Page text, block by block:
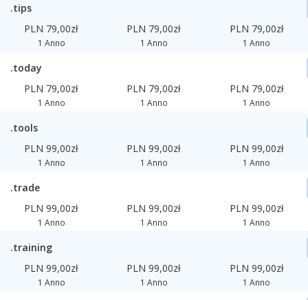
.tips
PLN 79,00zł
1 Anno
PLN 79,00zł
1 Anno
PLN 79,00zł
1 Anno
.today
PLN 79,00zł
1 Anno
PLN 79,00zł
1 Anno
PLN 79,00zł
1 Anno
.tools
PLN 99,00zł
1 Anno
PLN 99,00zł
1 Anno
PLN 99,00zł
1 Anno
.trade
PLN 99,00zł
1 Anno
PLN 99,00zł
1 Anno
PLN 99,00zł
1 Anno
.training
PLN 99,00zł
1 Anno
PLN 99,00zł
1 Anno
PLN 99,00zł
1 Anno